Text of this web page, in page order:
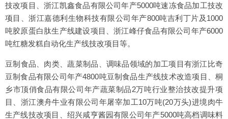
技改项目、浙江凯鑫食品有限公司年产5000吨速冻食品加工技改
项目、浙江嘉德利生物科技有限公司年产800吨吉利丁片及1000
吨胶原蛋白肽生产线建设项目、浙江峰仔食品有限公司年产6000
吨红糖发糕自动化生产线技改项目等。
豆制食品、肉类、蔬菜制品、调味品领域的加工项目有浙江比奇
豆制食品有限公司年产4800吨豆制食品生产线技术改造项目、桐
乡市顶俏食品有限公司年产蔬菜制品2万吨行业整治技改提升项
目、浙江澳舟牛业有限公司年屠宰加工10万吨(20万头)进境肉牛
生产线技改项目、绍兴咸亨酱园有限公司年产5000吨高档调味料